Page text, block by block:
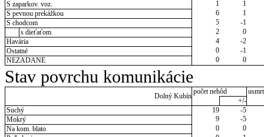
S zaparkov. voz.
1
1
S pevnou prekážkou
6
1
S chodcom
5
-1
s dieťaťom
2
0
Havária
4
-2
Ostatné
0
-1
NEZADANÉ
0 0
Stav povrchu komunikácie
Dolný Kubín
počet nehôd
+/-
Suchý
19
-5
Mokrý
9
-5
Na kom. blato
0
0